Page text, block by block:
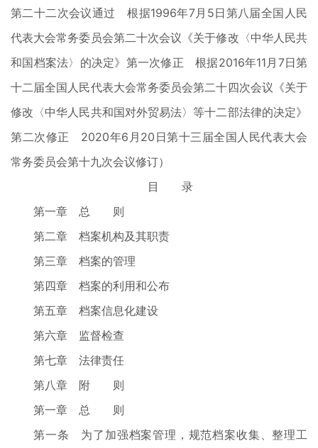
第二十二次会议通过 根据1996年7月5日第八届全国人民
代表大会常务委员会第二十次会议《关于修改〈中华人民共
和国档案法〉的决定》第一次修正 根据2016年11月7日第
十二届全国人民代表大会常务委员会第二十四次会议《关于
修改〈中华人民共和国对外贸易法〉等十二部法律的决定》
第二次修正 2020年6月20日第十三届全国人民代表大会
常务委员会第十九次会议修订）
目 录
第一章 总 则
第二章 档案机构及其职责
第三章 档案的管理
第四章 档案的利用和公布
第五章 档案信息化建设
第六章 监督检查
第七章 法律责任
第八章 附 则
第一章 总 则
第一条 为了加强档案管理，规范档案收集、整理工